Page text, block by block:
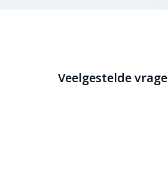
Veelgestelde